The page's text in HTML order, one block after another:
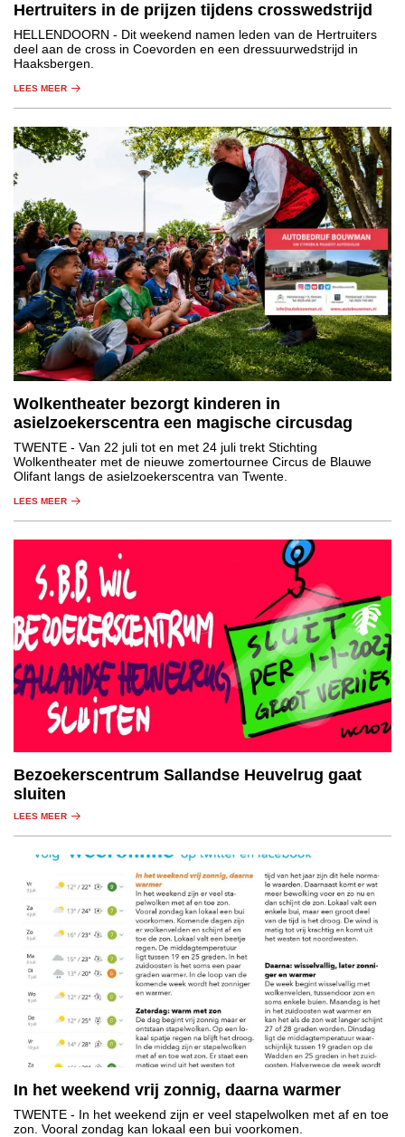
Hertruiters in de prijzen tijdens crosswedstrijd
HELLENDOORN - Dit weekend namen leden van de Hertruiters
deel aan de cross in Coevorden en een dressuurwedstrijd in
Haaksbergen.
LEES MEER
Wolkentheater bezorgt kinderen in
asielzoekerscentra een magische circusdag
TWENTE - Van 22 juli tot en met 24 juli trekt Stichting
Wolkentheater met de nieuwe zomertournee Circus de Blauwe
Olifant langs de asielzoekerscentra van Twente.
LEES MEER
Bezoekerscentrum Sallandse Heuvelrug gaat
sluiten
LEES MEER
In het weekend vrij zonnig, daarna warmer
TWENTE - In het weekend zijn er veel stapelwolken met af en toe
zon. Vooral zondag kan lokaal een bui voorkomen.